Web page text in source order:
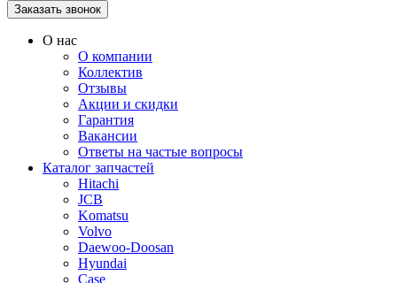
О нас
О компании
Коллектив
Отзывы
Акции и скидки
Гарантия
Вакансии
Ответы на частые вопросы
Каталог запчастей
Hitachi
JCB
Komatsu
Volvo
Daewoo-Doosan
Hyundai
Case